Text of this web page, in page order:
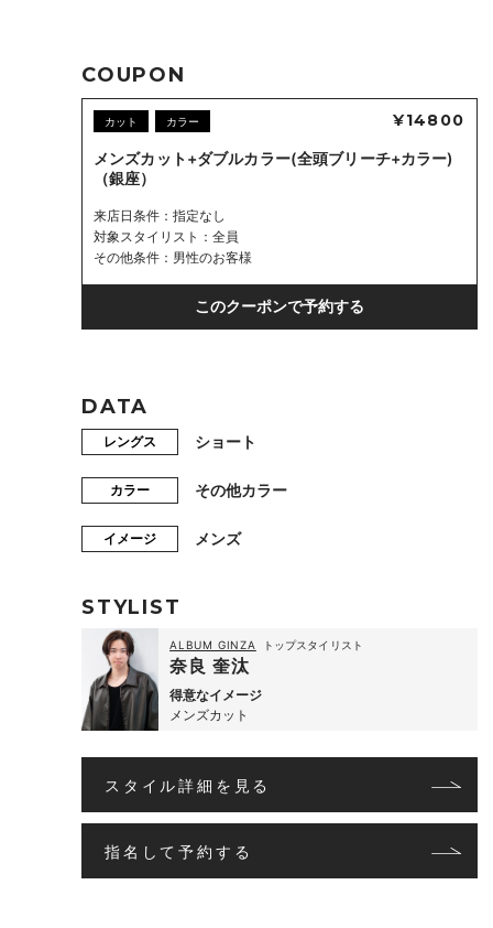
COUPON
メンズカット+ダブルカラー(全頭ブリーチ+カラー)
（銀座）
カット カラー ¥14800
来店日条件
指定なし
対象スタイリスト
全員
その他条件
男性のお客様
このクーポンで予約する
DATA
レングス ショート
カラー その他カラー
イメージ メンズ
STYLIST
奈良 奎汰
ALBUM GINZA トップスタイリスト
得意なイメージ
メンズカット
指名して予約する
スタイル詳細を見る